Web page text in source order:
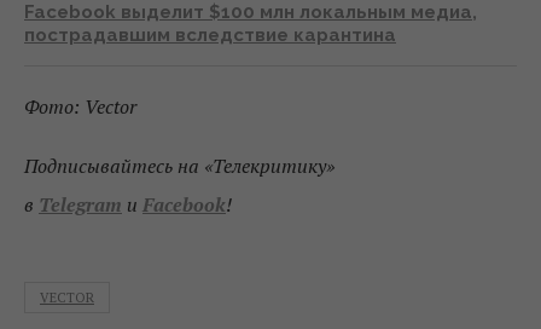
Facebook выделит $100 млн локальным медиа,
пострадавшим вследствие карантина
Фото: Vector
Подписывайтесь на «Телекритику»
в Telegram и Facebook!
VECTOR